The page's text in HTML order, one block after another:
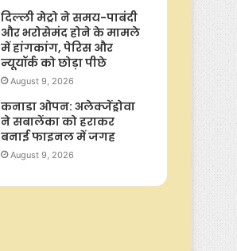
दिल्ली मेट्रो ने समय-पाबंदी
और भरोसेमंद होने के मामले
में हांगकांग, पेरिस और
न्यूयॉर्क को छोड़ा पीछे
August 9, 2026
कनाडा ओपन: अलेक्जेंड्रोवा
ने सबालेंका को हराकर
बनाई फाइनल में जगह
August 9, 2026